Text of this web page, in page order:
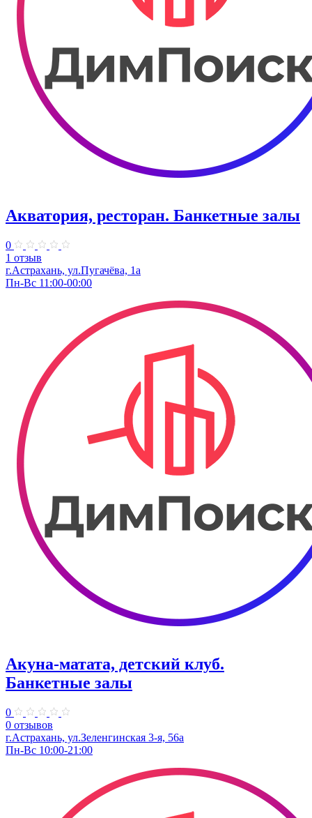
Акватория, ресторан. Банкетные залы
0
1 отзыв
г.Астрахань, ул.Пугачёва, 1а
Пн-Вс 11:00-00:00
Акуна-матата, детский клуб.
Банкетные залы
0
0 отзывов
г.Астрахань, ул.Зеленгинская 3-я, 56а
Пн-Вс 10:00-21:00